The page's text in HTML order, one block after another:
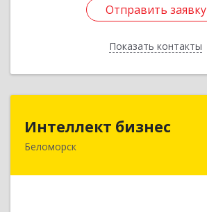
Отправить заявку
Показать контакты
Отправить заявку
Назад
Интеллект бизнес
Беломорск